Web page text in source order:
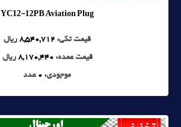
YC12-12PB Aviation Plug
قیمت تکی: 8,540,712 ریال
قیمت عمده: 8,170,440 ریال
موجودی: 0 عدد